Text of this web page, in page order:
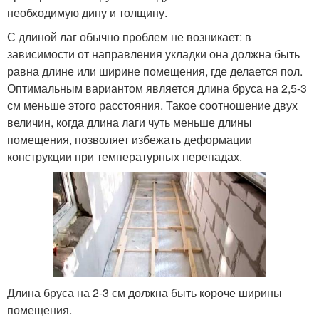
необходимую дину и толщину.
С длиной лаг обычно проблем не возникает: в
зависимости от направления укладки она должна быть
равна длине или ширине помещения, где делается пол.
Оптимальным вариантом является длина бруса на 2,5-3
см меньше этого расстояния. Такое соотношение двух
величин, когда длина лаги чуть меньше длины
помещения, позволяет избежать деформации
конструкции при температурных перепадах.
Длина бруса на 2-3 см должна быть короче ширины
помещения.